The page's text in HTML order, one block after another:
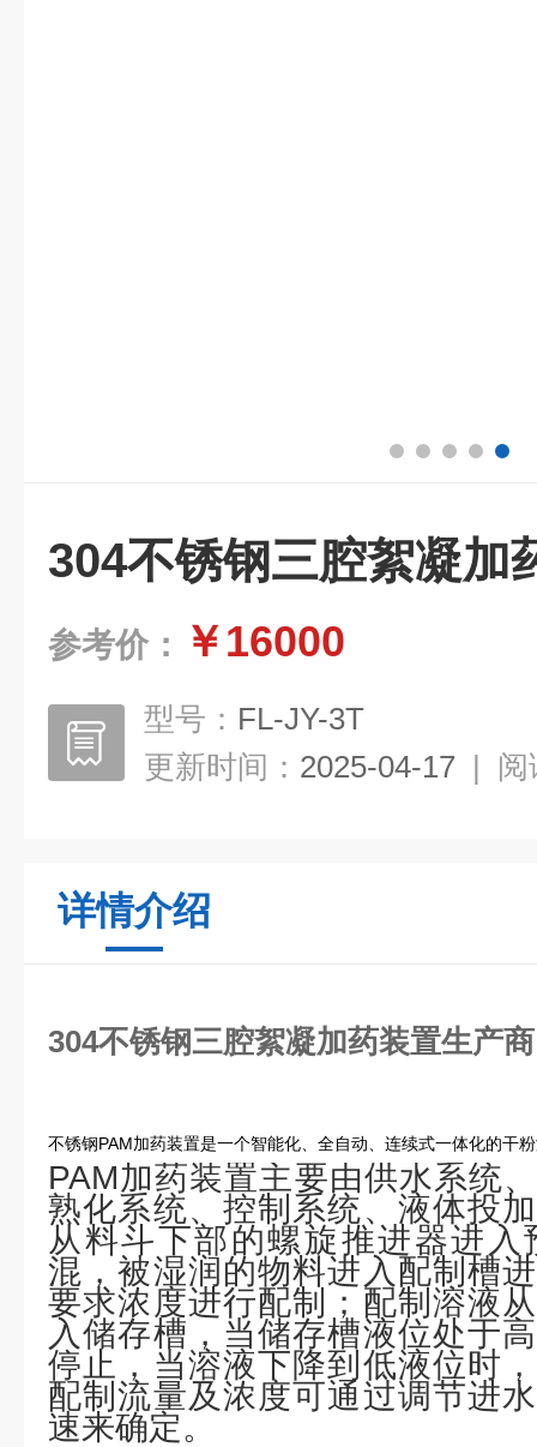
304不锈钢三腔絮凝加
参考价： ￥16000
型号： FL-JY-3T
更新时间： 2025-04-17 | 阅
详情介绍
304不锈钢三腔絮凝加药装置生产商
不锈钢PAM加药装置是一个智能化、全自动、连续式一体化的干
PAM加药装置主要由供水系统
熟化系统、控制系统、液体投
从料斗下部的螺旋推进器进
混，被湿润的物料进入配制槽
要求浓度进行配制；配制溶液
入储存槽，当储存槽液位处于
停止，当溶液下降到低液位时
配制流量及浓度可通过调节进
速来确定。